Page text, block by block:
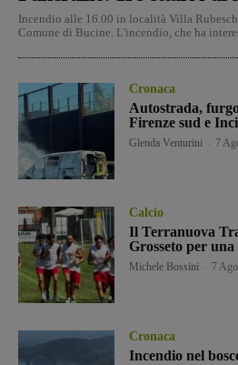
Incendio alle 16.00 in località Villa
Comune di Bucine. L'incendio, che ha
Cronaca
Autostrada,
Firenze sud e
Glenda Venturini 7
Calcio
Il Terranuova
Grosseto per
Michele Bossini 7
Cronaca
Incendio nel